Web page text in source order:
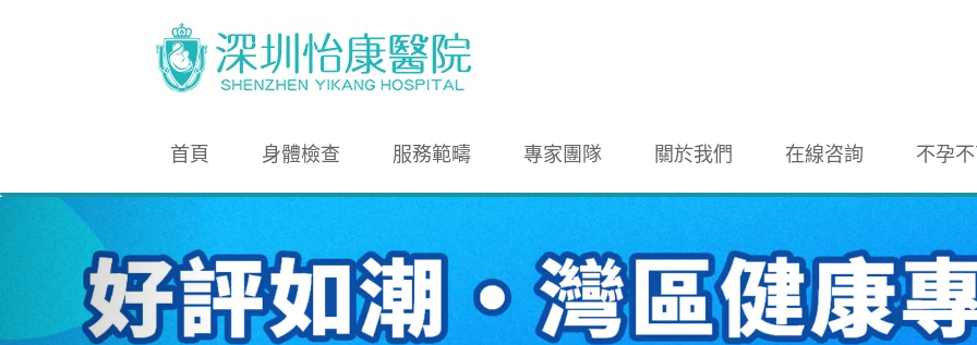
首頁 身體檢查 服務範疇 專家團隊 關於我們 在線咨詢 不孕